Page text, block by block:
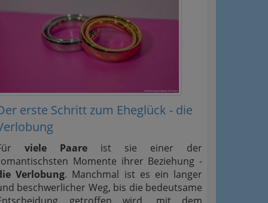
erste Schritt zum Eheglück - die
viele Paare ist sie einer der
Momente ihrer Beziehung -
Verlobung. Manchmal ist es ein langer
beschwerlicher Weg, bis die bedeutsame
getroffen wird, mit dem